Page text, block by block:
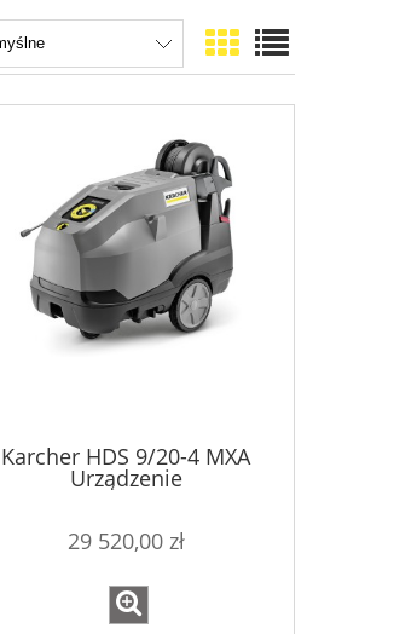
Karcher HDS 9/20-4 MXA
Urządzenie
wysokociśnieniowe
29 520,00 zł